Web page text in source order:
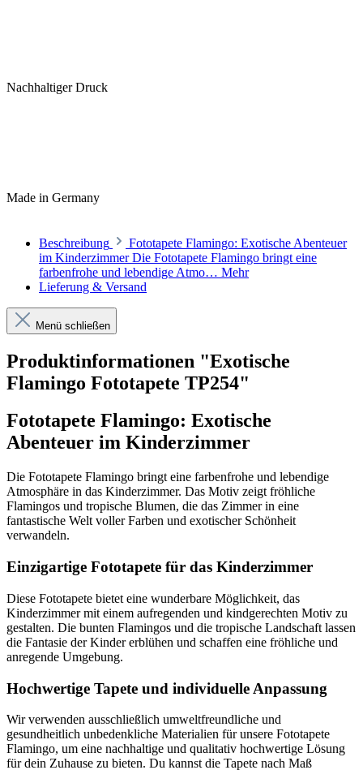
Nachhaltiger Druck
Made in Germany
Beschreibung
Fototapete Flamingo: Exotische Abenteuer
im Kinderzimmer Die Fototapete Flamingo bringt eine
farbenfrohe und lebendige Atmo… Mehr
Lieferung & Versand
Menü schließen
Produktinformationen "Exotische
Flamingo Fototapete TP254"
Fototapete Flamingo: Exotische
Abenteuer im Kinderzimmer
Die Fototapete Flamingo bringt eine farbenfrohe und lebendige
Atmosphäre in das Kinderzimmer. Das Motiv zeigt fröhliche
Flamingos und tropische Blumen, die das Zimmer in eine
fantastische Welt voller Farben und exotischer Schönheit
verwandeln.
Einzigartige Fototapete für das Kinderzimmer
Diese Fototapete bietet eine wunderbare Möglichkeit, das
Kinderzimmer mit einem aufregenden und kindgerechten Motiv zu
gestalten. Die bunten Flamingos und die tropische Landschaft lassen
die Fantasie der Kinder erblühen und schaffen eine fröhliche und
anregende Umgebung.
Hochwertige Tapete und individuelle Anpassung
Wir verwenden ausschließlich umweltfreundliche und
gesundheitlich unbedenkliche Materialien für unsere Fototapete
Flamingo, um eine nachhaltige und qualitativ hochwertige Lösung
für dein Zuhause zu bieten. Du kannst die Tapete nach Maß